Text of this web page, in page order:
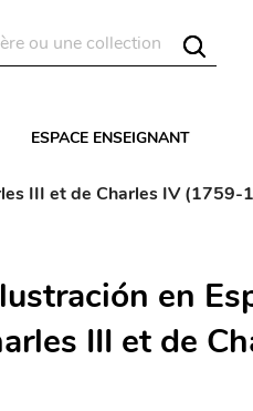
ESPACE ENSEIGNANT
III et de Charles IV (1759-
en
III et de